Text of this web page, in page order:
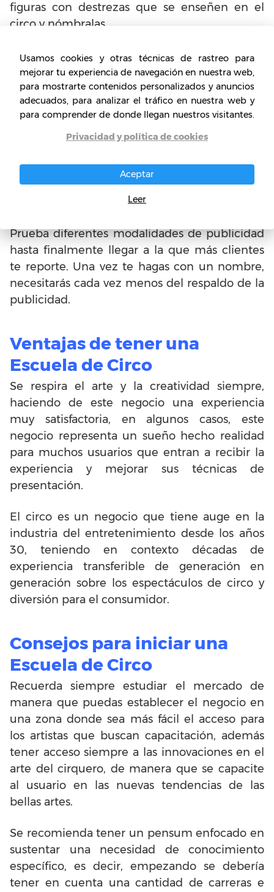
figuras con destrezas que se enseñen en el
circo y nómbralas.
También puedes publicitarte en revistas y
guías locales.
Otra muy buenas estrategia es ofrecer tus
servicios de Escuela de Circo en Colegios,
tanto sea para ofrecer becas y descuentos a los
para negociar que te den un espacio para
enseñar las destrezas dentro del
Prueba diferentes modalidades de publicidad
hasta finalmente llegar a la que más clientes
te reporte. Una vez te hagas con un nombre,
necesitarás cada vez menos del respaldo de la
publicidad.
Ventajas de tener una
Escuela de Circo
Se respira el arte y la creatividad siempre,
haciendo de este negocio una experiencia
muy satisfactoria, en algunos casos, este
negocio representa un sueño hecho realidad
para muchos usuarios que entran a recibir la
experiencia y mejorar sus técnicas de
presentación.
El circo es un negocio que tiene auge en la
industria del entretenimiento desde los años
30, teniendo en contexto décadas de
experiencia transferible de generación en
generación sobre los espectáculos de circo y
diversión para el consumidor.
Consejos para iniciar una
Escuela de Circo
Recuerda siempre estudiar el mercado de
manera que puedas establecer el negocio en
una zona donde sea más fácil el acceso para
los artistas que buscan capacitación, además
tener acceso siempre a las innovaciones en el
arte del cirquero, de manera que se capacite
al usuario en las nuevas tendencias de las
bellas artes.
Se recomienda tener un pensum enfocado en
sustentar una necesidad de conocimiento
específico, es decir, empezando se debería
tener en cuenta una cantidad de carreras e
Usamos cookies y otras técnicas de rastreo para
mejorar tu experiencia de navegación en nuestra web,
para mostrarte contenidos personalizados y anuncios
adecuados, para analizar el tráfico en nuestra web y
para comprender de donde llegan nuestros visitantes.
Privacidad y política de cookies
Aceptar
Leer